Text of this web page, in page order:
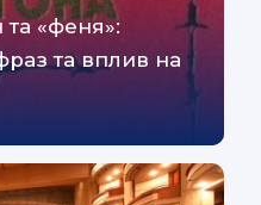
«феня»:
та вплив на